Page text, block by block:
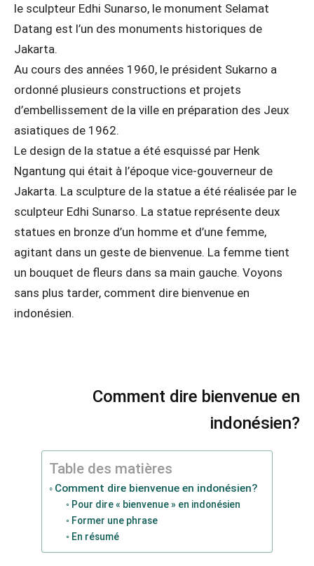
le sculpteur Edhi Sunarso, le monument Selamat
Datang est l’un des monuments historiques de
Jakarta.
Au cours des années 1960, le président Sukarno a
ordonné plusieurs constructions et projets
d’embellissement de la ville en préparation des Jeux
asiatiques de 1962.
Le design de la statue a été esquissé par Henk
Ngantung qui était à l’époque vice-gouverneur de
Jakarta. La sculpture de la statue a été réalisée par le
sculpteur Edhi Sunarso. La statue représente deux
statues en bronze d’un homme et d’une femme,
agitant dans un geste de bienvenue. La femme tient
un bouquet de fleurs dans sa main gauche. Voyons
sans plus tarder, comment dire bienvenue en
indonésien.
Comment dire bienvenue en
indonésien?
Table des matières
Comment dire bienvenue en indonésien?
Pour dire « bienvenue » en indonésien
Former une phrase
En résumé